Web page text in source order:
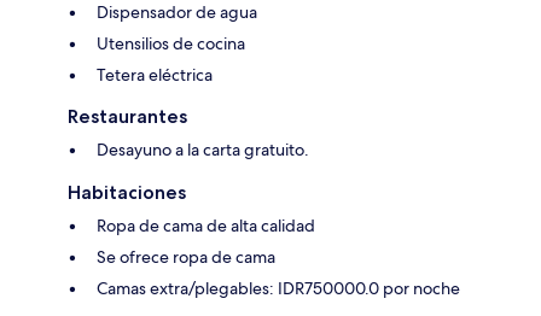
Dispensador de agua
Utensilios de cocina
Tetera eléctrica
Restaurantes
Desayuno a la carta gratuito.
Habitaciones
Ropa de cama de alta calidad
Se ofrece ropa de cama
Camas extra/plegables: IDR750000.0 por noche